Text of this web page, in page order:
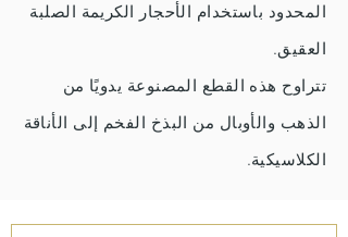
المحدود باستخدام الأحجار الكريمة الصلبة
العقيق.
تتراوح هذه القطع المصنوعة يدويًا من
الذهب والأوبال من البذخ الفخم إلى الأناقة
الكلاسيكية.